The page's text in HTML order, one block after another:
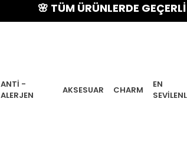
🌸 TÜM ÜRÜNLERDE GEÇERLİ %
ANTI -
ALERJEN
AKSESUAR CHARM
EN